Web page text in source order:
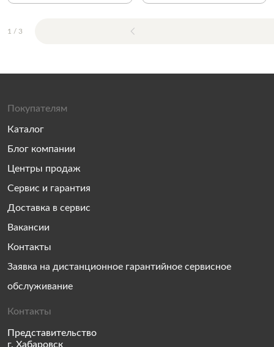
1 / 3
Покупателям
Каталог
Блог компании
Центры продаж
Сервис и гарантия
Доставка в сервис
Вакансии
Контакты
Заявка на дистанционное гарантийное сервисное
обслуживание
Контакты
Представительство
г. Хабаровск